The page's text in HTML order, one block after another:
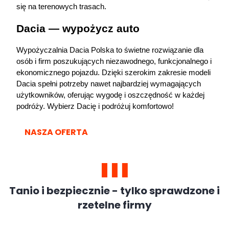
NASZA OFERTA
się na terenowych trasach.
Dacia — wypożycz auto
Wypożyczalnia Dacia Polska to świetne rozwiązanie dla
osób i firm poszukujących niezawodnego, funkcjonalnego i
ekonomicznego pojazdu. Dzięki szerokim zakresie modeli
Dacia spełni potrzeby nawet najbardziej wymagających
użytkowników, oferując wygodę i oszczędność w każdej
podróży. Wybierz Dacię i podróżuj komfortowo!
Tanio i bezpiecznie - tylko sprawdzone i
rzetelne firmy